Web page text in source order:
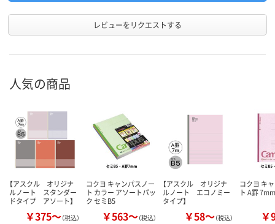
レビューをリクエストする
人気の商品
【アスクル オリジナ
ルノート スタンダー
ドタイプ アソート】
￥375～（税込）
コクヨ キャンパスノー
ト カラー アソートパッ
ク セミB5
￥563～（税込）
【アスクル オリジナ
ルノート エコノミー
タイプ】
￥58～（税込）
コクヨ キ
ト A罫
￥